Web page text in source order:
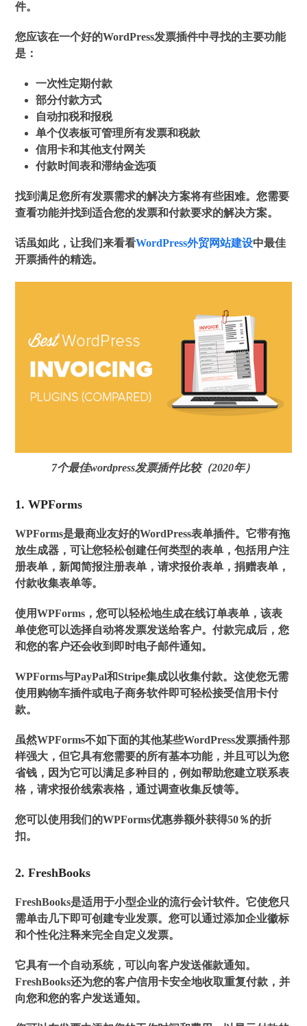
件。
您应该在一个好的WordPress发票插件中寻找的主要功能
是：
一次性定期付款
部分付款方式
自动扣税和报税
单个仪表板可管理所有发票和税款
信用卡和其他支付网关
付款时间表和滞纳金选项
找到满足您所有发票需求的解决方案将有些困难。您需要
查看功能并找到适合您的发票和付款要求的解决方案。
话虽如此，让我们来看看WordPress外贸网站建设中最佳
开票插件的精选。
7个最佳wordpress发票插件比较（2020年）
1. WPForms
WPForms是最商业友好的WordPress表单插件。它带有拖
放生成器，可让您轻松创建任何类型的表单，包括用户注
册表单，新闻简报注册表单，请求报价表单，捐赠表单，
付款收集表单等。
使用WPForms，您可以轻松地生成在线订单表单，该表
单使您可以选择自动将发票发送给客户。付款完成后，您
和您的客户还会收到即时电子邮件通知。
WPForms与PayPal和Stripe集成以收集付款。这使您无需
使用购物车插件或电子商务软件即可轻松接受信用卡付
款。
虽然WPForms不如下面的其他某些WordPress发票插件那
样强大，但它具有您需要的所有基本功能，并且可以为您
省钱，因为它可以满足多种目的，例如帮助您建立联系表
格，请求报价线索表格，通过调查收集反馈等。
您可以使用我们的WPForms优惠券额外获得50％的折
扣。
2. FreshBooks
FreshBooks是适用于小型企业的流行会计软件。它使您只
需单击几下即可创建专业发票。您可以通过添加企业徽标
和个性化注释来完全自定义发票。
它具有一个自动系统，可以向客户发送催款通知。
FreshBooks还为您的客户信用卡安全地收取重复付款，并
向您和您的客户发送通知。